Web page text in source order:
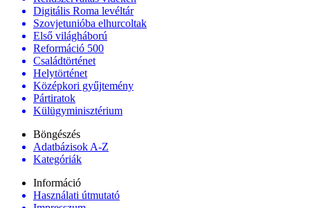
Digitális Roma levéltár
Szovjetunióba elhurcoltak
Első világháború
Reformáció 500
Családtörténet
Helytörténet
Középkori gyűjtemény
Pártiratok
Külügyminisztérium
Böngészés
Adatbázisok A-Z
Kategóriák
Információ
Használati útmutató